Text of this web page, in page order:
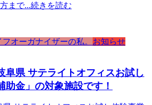
まで...続きを読む
フオーガナイザーの私。 お知らせ
阜県 サテライトオフィスお試し
助金」の対象施設です！